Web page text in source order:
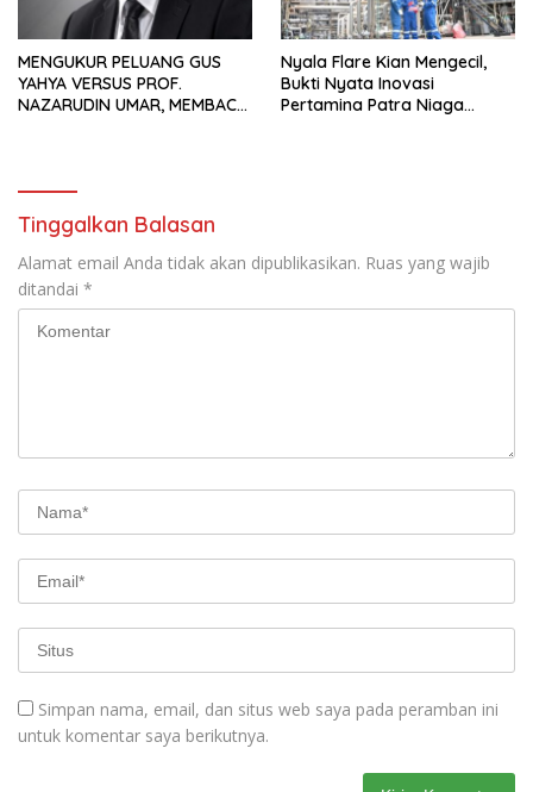
MENGUKUR PELUANG GUS
YAHYA VERSUS PROF.
NAZARUDIN UMAR, MEMBACA
Nyala Flare Kian Mengecil,
Bukti Nyata Inovasi
Pertamina Patra Niaga
Tinggalkan Balasan
Alamat email Anda tidak akan dipublikasikan. Ruas yang wajib
ditandai *
Simpan nama, email, dan situs web saya pada peramban ini
untuk komentar saya berikutnya.